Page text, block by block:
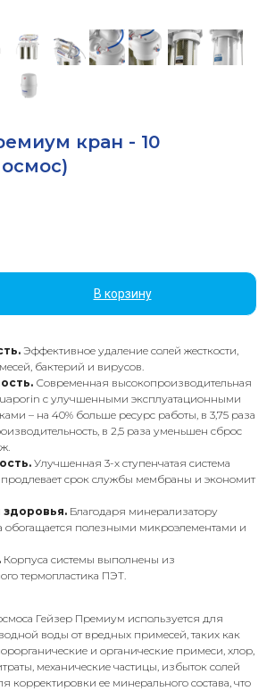
кран - 10
В корзину
Эффективное удаление солей жесткости,
бактерий и вирусов.
Современная высокопроизводительная
с улучшенными эксплуатационными
– на 40% больше ресурс работы, в 3,75 раза
в 2,5 раза уменьшен сброс
Улучшенная 3-х ступенчатая система
срок службы мембраны и экономит
здоровья. Благодаря минерализатору
обогащается полезными микроэлементами и
Корпуса системы выполнены из
термопластика ПЭТ.
Гейзер Премиум используется для
воды от вредных примесей, таких как
и органические примеси, хлор,
механические частицы, избыток солей
корректировки ее минерального состава, что